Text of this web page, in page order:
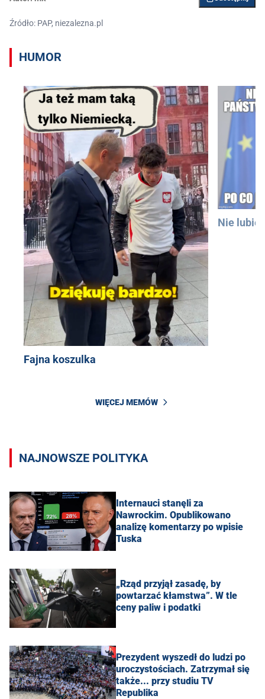
Źródło: PAP, niezalezna.pl
HUMOR
Fajna koszulka
Nie lubię
WIĘCEJ MEMÓW
NAJNOWSZE POLITYKA
Internauci stanęli za
Nawrockim. Opublikowano
analizę komentarzy po wpisie
Tuska
„Rząd przyjął zasadę, by
powtarzać kłamstwa”. W tle
ceny paliw i podatki
Prezydent wyszedł do ludzi po
uroczystościach. Zatrzymał się
także... przy studiu TV
Republika